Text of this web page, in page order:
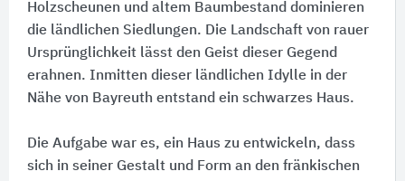
Holzscheunen und altem Baumbestand dominieren
die ländlichen Siedlungen. Die Landschaft von rauer
Ursprünglichkeit lässt den Geist dieser Gegend
erahnen. Inmitten dieser ländlichen Idylle in der
Nähe von Bayreuth entstand ein schwarzes Haus.
Die Aufgabe war es, ein Haus zu entwickeln, dass
sich in seiner Gestalt und Form an den fränkischen